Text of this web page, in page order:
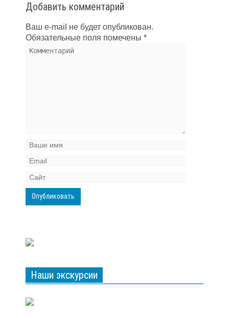
Добавить комментарий
Ваш e-mail не будет опубликован.
Обязательные поля помечены *
Наши экскурсии